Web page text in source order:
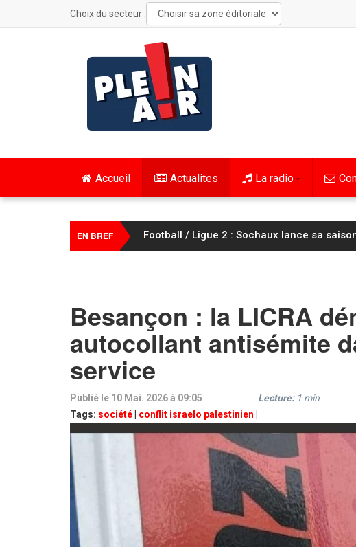
Choix du secteur :
Accueil Actualites La radio
EN BREF Cyclisme : le Tour de France Femmes à
Besançon : la LICRA
autocollant antisémite
service
Publié le 10 Mai. 2026 à 09:05
Tags: société conflit israelo palestinien
Lecture: 1 min